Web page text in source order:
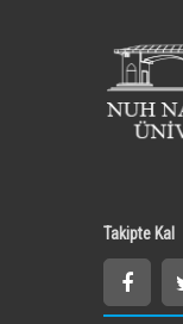
Takipte Kal